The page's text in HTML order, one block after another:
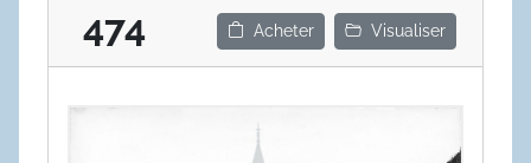
474 Acheter Visualiser